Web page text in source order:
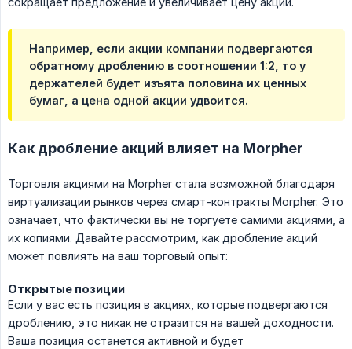
Например, если акции компании подвергаются
обратному дроблению в соотношении 1:2, то у
держателей будет изъята половина их ценных
бумаг, а цена одной акции удвоится.
Как дробление акций влияет на Morpher
Торговля акциями на Morpher стала возможной благодаря
виртуализации рынков через смарт-контракты Morpher. Это
означает, что фактически вы не торгуете самими акциями, а
их копиями. Давайте рассмотрим, как дробление акций
может повлиять на ваш торговый опыт:
Открытые позиции
Если у вас есть позиция в акциях, которые подвергаются
дроблению, это никак не отразится на вашей доходности.
Ваша позиция останется активной и будет